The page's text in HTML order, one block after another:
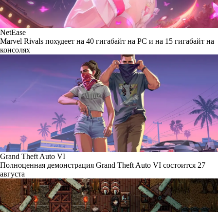
NetEase
Marvel Rivals похудеет на 40 гигабайт на PC и на 15 гигабайт на
консолях
Grand Theft Auto VI
Полноценная демонстрация Grand Theft Auto VI состоится 27
августа